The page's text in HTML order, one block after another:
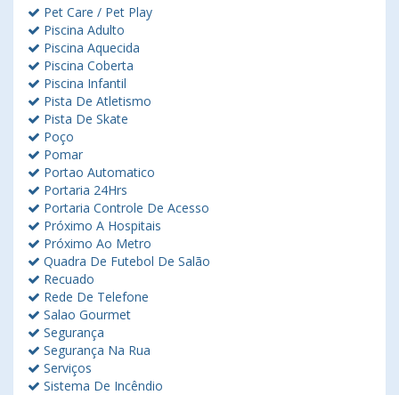
Pet Care / Pet Play
Piscina Adulto
Piscina Aquecida
Piscina Coberta
Piscina Infantil
Pista De Atletismo
Pista De Skate
Poço
Pomar
Portao Automatico
Portaria 24Hrs
Portaria Controle De Acesso
Próximo A Hospitais
Próximo Ao Metro
Quadra De Futebol De Salão
Recuado
Rede De Telefone
Salao Gourmet
Segurança
Segurança Na Rua
Serviços
Sistema De Incêndio